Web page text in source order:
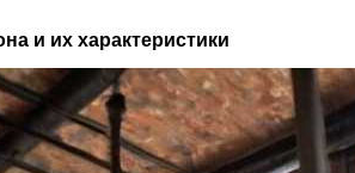
и их характеристики